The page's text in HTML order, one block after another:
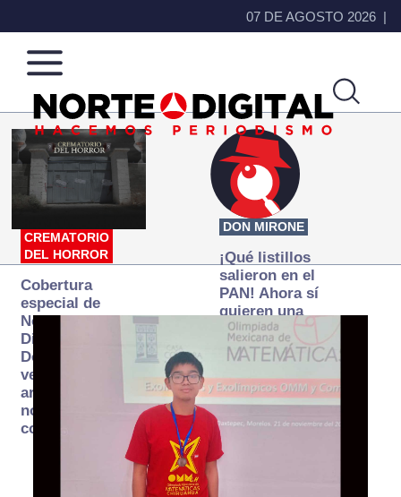
07 DE AGOSTO 2026
Norte
de
Ciudad
Más
que
noticias,
hacemos periodismo
CREMATORIO
DEL HORROR
Cobertura
especial de
Norte
Digital:
Donde la
verdad
arde… pero
no se
consume
DON MIRONE
¡Qué listillos
salieron en el
PAN! Ahora sí
quieren una
Fiscalía
autónoma… y
transexenal